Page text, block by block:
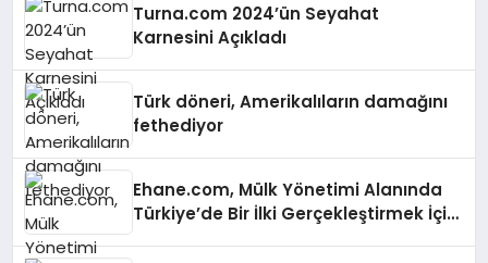
Turna.com 2024’ün Seyahat
Karnesini Açıkladı
Türk döneri, Amerikalıların damağını
fethediyor
Ehane.com, Mülk Yönetimi Alanında
Türkiye’de Bir İlki Gerçekleştirmek İçin